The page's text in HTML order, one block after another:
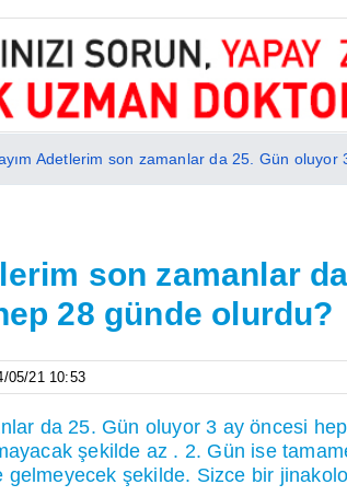
Adetlerim son zamanlar da 25. Gün
son zamanlar
28 günde olurdu?
05/21 10:53
da 25. Gün oluyor 3 ay öncesi
şekilde az . 2. Gün ise
şekilde. Sizce bir